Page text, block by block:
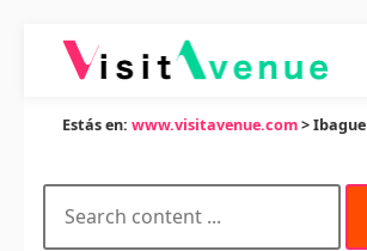
Estás en: www.visitavenue.com> Ibague